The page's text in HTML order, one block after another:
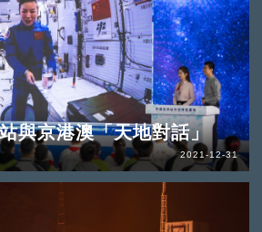
與京港澳「天地對話」
2021-12-31